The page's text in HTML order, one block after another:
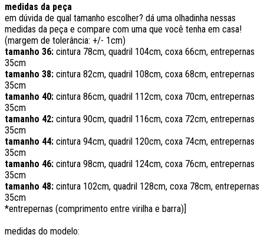
medidas da peça
em dúvida de qual tamanho escolher? dá uma olhadinha nessas
medidas da peça e compare com uma que você tenha em casa!
(margem de tolerância: +/- 1cm)
tamanho 36: cintura 78cm, quadril 104cm, coxa 66cm, entrepernas
35cm
tamanho 38: cintura 82cm, quadril 108cm, coxa 68cm, entrepernas
35cm
tamanho 40: cintura 86cm, quadril 112cm, coxa 70cm, entrepernas
35cm
tamanho 42: cintura 90cm, quadril 116cm, coxa 72cm, entrepernas
35cm
tamanho 44: cintura 94cm, quadril 120cm, coxa 74cm, entrepernas
35cm
tamanho 46: cintura 98cm, quadril 124cm, coxa 76cm, entrepernas
35cm
tamanho 48: cintura 102cm, quadril 128cm, coxa 78cm, entrepernas
35cm
*entrepernas (comprimento entre virilha e barra)]
medidas do modelo: